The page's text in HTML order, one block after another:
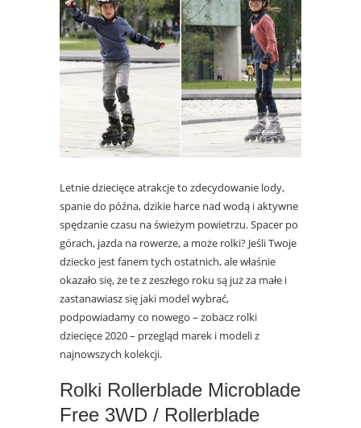
Letnie dziecięce atrakcje to zdecydowanie lody,
spanie do późna, dzikie harce nad wodą i aktywne
spędzanie czasu na świeżym powietrzu. Spacer po
górach, jazda na rowerze, a może rolki? Jeśli Twoje
dziecko jest fanem tych ostatnich, ale właśnie
okazało się, że te z zeszłego roku są już za małe i
zastanawiasz się jaki model wybrać,
podpowiadamy co nowego – zobacz rolki
dziecięce 2020 – przegląd marek i modeli z
najnowszych kolekcji.
Rolki Rollerblade Microblade
Free 3WD / Rollerblade